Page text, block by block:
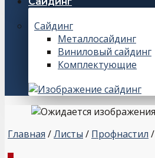
Сайдинг
Металлосайдинг
Виниловый сайдинг
Комплектующие
Главная /Листы / Профнастил /